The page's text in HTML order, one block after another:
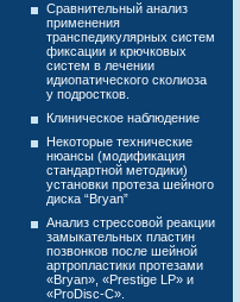
Сравнительный анализ
применения
транспедикулярных систем
фиксации и крючковых
систем в лечении
идиопатического сколиоза
у подростков.
Клиническое наблюдение
Некоторые технические
нюансы (модификация
стандартной методики)
установки протеза шейного
диска “Bryan”
Анализ стрессовой реакции
замыкательных пластин
позвонков после шейной
артропластики протезами
«Bryan», «Prestige LP» и
«ProDisc-C».